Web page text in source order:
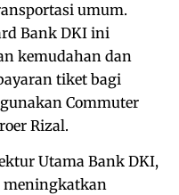
umum.
Bank DKI ini
kemudahan dan
tiket bagi
Commuter
Rizal.
Utama Bank DKI,
meningkatkan